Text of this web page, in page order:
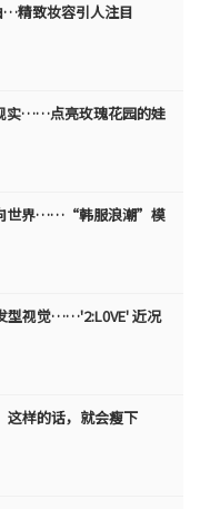
…精致妆容引人注目
实……点亮玫瑰花园的娃
世界……“韩服浪潮”模
型视觉……'2:L0VE' 近况
这样的话，就会瘦下